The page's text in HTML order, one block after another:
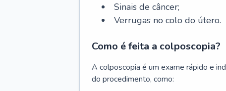
Sinais de câncer;
Verrugas no colo do útero.
Como é feita a colposcopia?
A colposcopia é um exame rápido e
do procedimento, como: